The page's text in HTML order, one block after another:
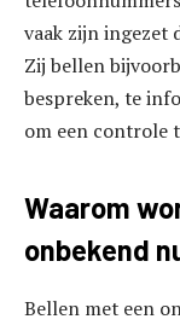
vaak zijn ingezet
Zij bellen
bespreken, te
om een controle
Waarom
onbekend
Bellen met een